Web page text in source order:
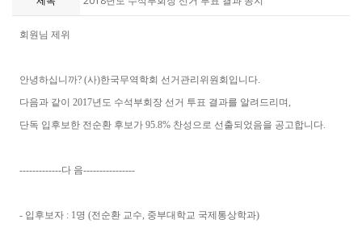
회원님 제위
안녕하십니까? (사)한국무역학회 선거관리위원회입니다.
다음과 같이 2017년도 수석부회장 선거 투표 결과를 알려드리며,
단독 입후보한 전순환 후보가 95.8% 찬성으로 선출되었음을 공고합니다.
-------------다 음----------------
- 입후보자 : 1명 (전순환 교수, 중부대학교 국제통상학과)